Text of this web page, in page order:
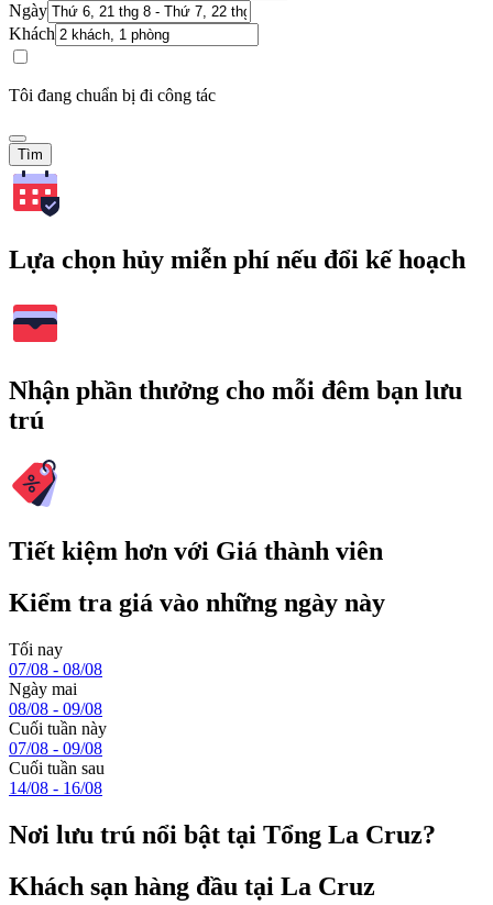
Ngày
Khách
Tôi đang chuẩn bị đi công tác
Tìm
Lựa chọn hủy miễn phí nếu đổi kế hoạch
Nhận phần thưởng cho mỗi đêm bạn lưu
trú
Tiết kiệm hơn với Giá thành viên
Kiểm tra giá vào những ngày này
Tối nay
07/08 - 08/08
Ngày mai
08/08 - 09/08
Cuối tuần này
07/08 - 09/08
Cuối tuần sau
14/08 - 16/08
Nơi lưu trú nổi bật tại Tổng La Cruz?
Khách sạn hàng đầu tại La Cruz